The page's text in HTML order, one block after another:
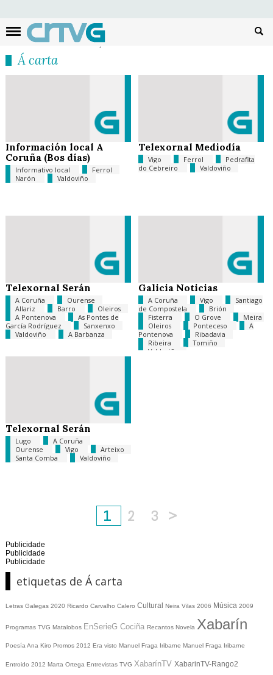
Á carta
Información local A
Coruña (Bos días)
Informativo local
Ferrol
Narón
Valdoviño
Telexornal Mediodía
Vigo Ferrol
Pedrafita
do Cebreiro
Valdoviño
Telexornal Serán
A Coruña
Ourense
Allariz
Barro
Oleiros
A Pontenova
As Pontes de
García Rodríguez
Sanxenxo
Valdoviño
A Barbanza
Galicia Noticias
A Coruña Vigo
Santiago
de Compostela
Brión
Fisterra
O Grove
Meira
Oleiros
Ponteceso
A
Pontenova
Ribadavia
Ribeira
Tomiño
Valdoviño
Telexornal Serán
Lugo
A Coruña
Ourense
Vigo
Arteixo
Santa Comba
Valdoviño
1 2 3 >
Publicidade
Publicidade
Publicidade
etiquetas de Á carta
Letras Galegas 2020 Ricardo Carvalho Calero Cultural Neira Vilas 2006 Música 2009
Programas TVG Matalobos EnSerieG Cociña Recantos Novela Xabarín
Poesía Ana Kiro Promos 2012 Era visto Manuel Fraga Iribarne Manuel Fraga Iribarne
Entroido 2012 Marta Ortega Entrevistas TVG XabarínTV XabarinTV-Rango2